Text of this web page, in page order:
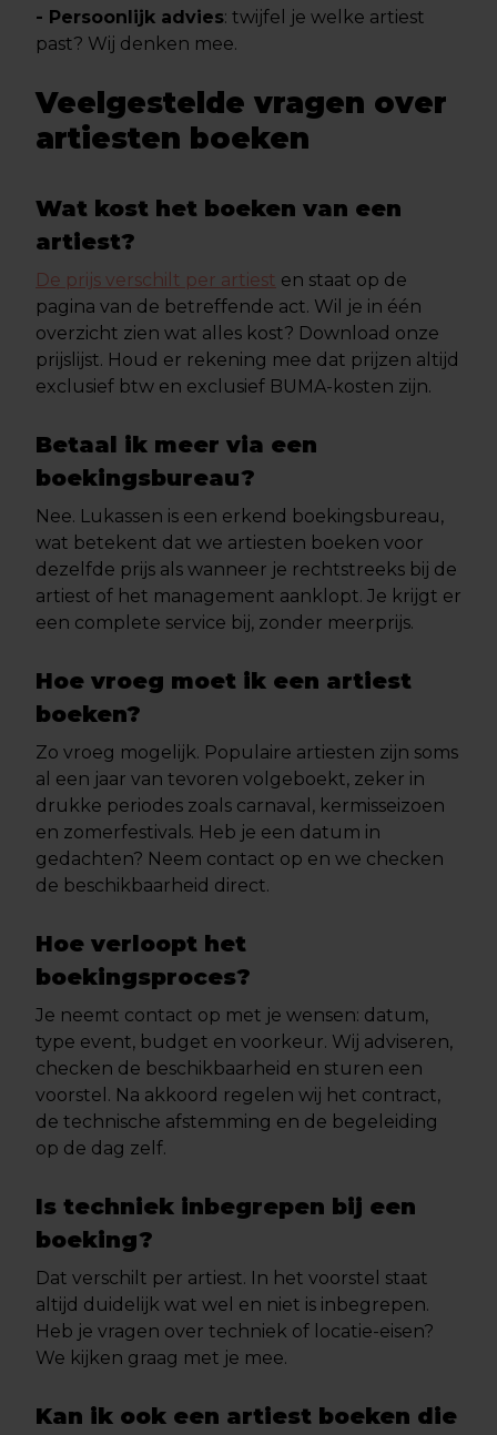
- Persoonlijk advies: twijfel je welke artiest
past? Wij denken mee.
Veelgestelde vragen over
artiesten boeken
Wat kost het boeken van een
artiest?
De prijs verschilt per artiest en staat op de
pagina van de betreffende act. Wil je in één
overzicht zien wat alles kost? Download onze
prijslijst. Houd er rekening mee dat prijzen altijd
exclusief btw en exclusief BUMA-kosten zijn.
Betaal ik meer via een
boekingsbureau?
Nee. Lukassen is een erkend boekingsbureau,
wat betekent dat we artiesten boeken voor
dezelfde prijs als wanneer je rechtstreeks bij de
artiest of het management aanklopt. Je krijgt er
een complete service bij, zonder meerprijs.
Hoe vroeg moet ik een artiest
boeken?
Zo vroeg mogelijk. Populaire artiesten zijn soms
al een jaar van tevoren volgeboekt, zeker in
drukke periodes zoals carnaval, kermisseizoen
en zomerfestivals. Heb je een datum in
gedachten? Neem contact op en we checken
de beschikbaarheid direct.
Hoe verloopt het
boekingsproces?
Je neemt contact op met je wensen: datum,
type event, budget en voorkeur. Wij adviseren,
checken de beschikbaarheid en sturen een
voorstel. Na akkoord regelen wij het contract,
de technische afstemming en de begeleiding
op de dag zelf.
Is techniek inbegrepen bij een
boeking?
Dat verschilt per artiest. In het voorstel staat
altijd duidelijk wat wel en niet is inbegrepen.
Heb je vragen over techniek of locatie-eisen?
We kijken graag met je mee.
Kan ik ook een artiest boeken die